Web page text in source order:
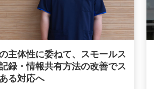
主体性に委ねて、スモールス
録・情報共有方法の改善でス
る対応へ